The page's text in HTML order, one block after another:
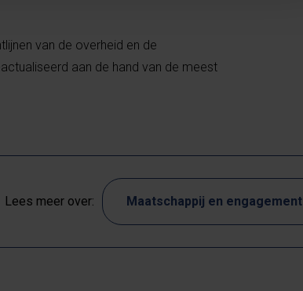
van de overheid en de
aan de hand van de meest
Lees meer over: Maatschappij en engagement